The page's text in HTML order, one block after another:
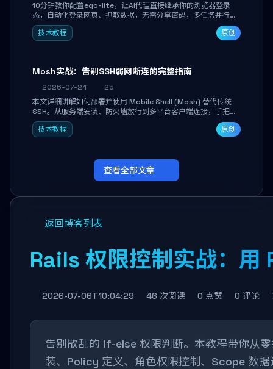
10分钟教你配置ego-lite，让AI代理直接继承你的浏览器登录
态，自动化登录网页、抓取数据，无需分享密码，多任务并行不
干扰日常使用。
技术教程
原创
Mosh实战：告别SSH弱网断连的完整指南
2026-07-24
25
本文详细讲解如何部署并使用 Mobile Shell (Mosh) 替代传统
SSH。从服务端安装、防火墙放行到多平台客户端连接，手把手
带你掌握本地回显、连接漫游与断线自动恢复等核心功能。彻底
解决高铁、移动网络等弱网场景下 SSH 频繁掉线、会话丢失的痛
技术教程 原创
查看全部文章
返回博客列表
Rails 权限控制实战：
2026-07-06T10:04:29 46 次阅读 0 点赞 0 评论
告别散乱的 if-else 权限判断。本教程带你从
装、Policy 定义、角色权限控制、Scope 数